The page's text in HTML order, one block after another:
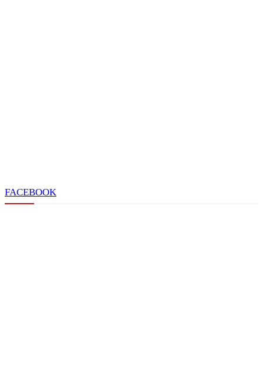
FACEBOOK